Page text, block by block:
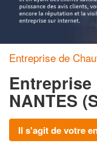
Entreprise de
Entreprise
NANTES
Il s'agit de votre